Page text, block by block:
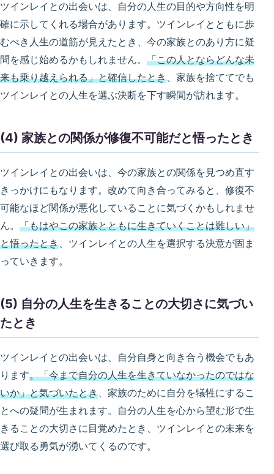
ツインレイとの出会いは、自分の人生の目的や方向性を明
確に示してくれる場合があります。ツインレイとともに歩
むべき人生の道筋が見えたとき、今の家族とのあり方に疑
問を感じ始めるかもしれません。 「この人とならどんな未
来も乗り越えられる」と確信したとき、家族を捨ててでも
ツインレイとの人生を選ぶ決断を下す瞬間が訪れます。
(4) 家族との関係が修復不可能だと悟ったとき
ツインレイとの出会いは、今の家族との関係を見つめ直す
きっかけにもなります。改めて向き合ってみると、修復不
可能なほど関係が悪化していることに気づくかもしれませ
ん。 「もはやこの家族とともに生きていくことは難しい」
と悟ったとき、ツインレイとの人生を選択する決意が固ま
っていきます。
(5) 自分の人生を生きることの大切さに気づい
たとき
ツインレイとの出会いは、自分自身と向き合う機会でもあ
ります。「今まで自分の人生を生きていなかったのではな
いか」と気づいたとき、家族のために自分を犠牲にするこ
とへの疑問が生まれます。自分の人生を心から望む形で生
きることの大切さに目覚めたとき、ツインレイとの未来を
選び取る勇気が湧いてくるのです。